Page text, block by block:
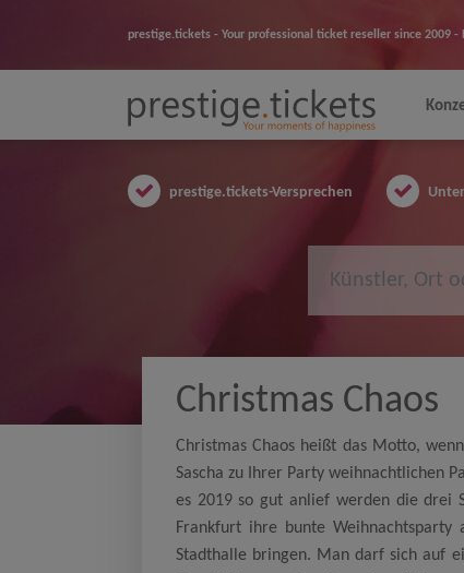
prestige.tickets - Your professional ticket reseller since 2009
prestige.tickets-Versprechen
Christmas Chaos
Christmas Chaos heißt das Motto,
Sascha zu Ihrer Party weihnachtlichen
es 2019 so gut anlief werden die drei
Frankfurt ihre bunte
Stadthalle bringen. Man darf sich auf